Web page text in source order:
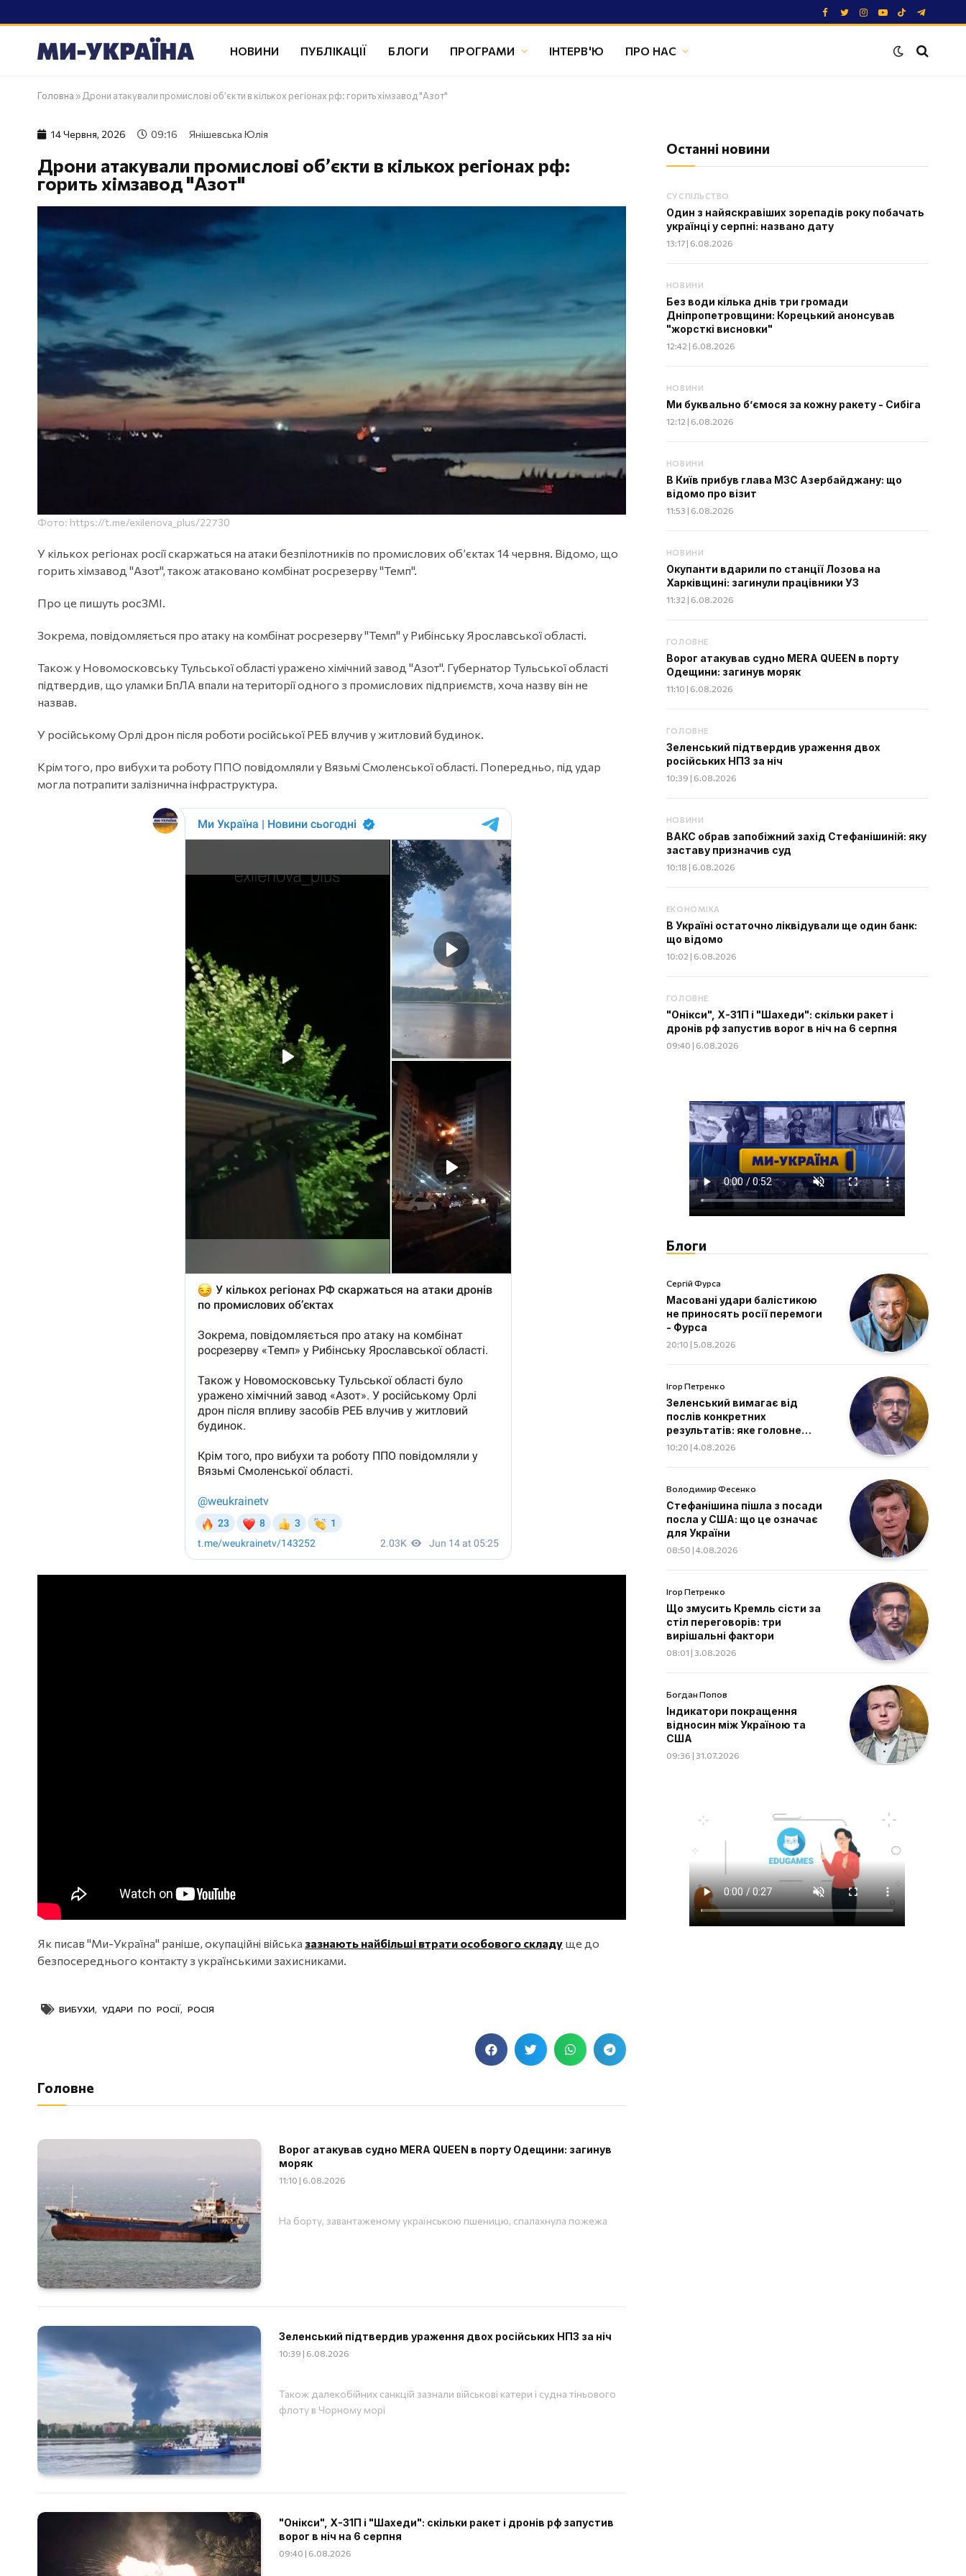
Facebook
TwitterInstagram
YouTube
TikTokTelegram
НОВИНИ ПУБЛІКАЦІЇ БЛОГИ ПРОГРАМИ ІНТЕРВ'Ю ПРО НАС
Головна » Дрони атакували промислові об’єкти в кількох регіонах рф: горить хімзавод "Азот"
14 Червня, 2026 09:16 Янішевська Юлія
Дрони атакували промислові об’єкти в кількох регіонах рф:
горить хімзавод "Азот"
Фото: https://t.me/exilenova_plus/22730
У кількох регіонах росії скаржаться на атаки безпілотників по промислових об’єктах 14 червня. Відомо, що
горить хімзавод "Азот", також атаковано комбінат росрезерву "Темп".
Про це пишуть росЗМІ.
Зокрема, повідомляється про атаку на комбінат росрезерву "Темп" у Рибінську Ярославської області.
Також у Новомосковську Тульської області уражено хімічний завод "Азот". Губернатор Тульської області
підтвердив, що уламки БпЛА впали на території одного з промислових підприємств, хоча назву він не
назвав.
У російському Орлі дрон після роботи російської РЕБ влучив у житловий будинок.
Крім того, про вибухи та роботу ППО повідомляли у Вязьмі Смоленської області. Попередньо, під удар
могла потрапити залізнична інфраструктура.
Як писав "Ми-Україна" раніше, окупаційні війська зазнають найбільші втрати особового складу ще до
безпосереднього контакту з українськими захисниками.
ВИБУХИ, УДАРИ ПО РОСІЇ , РОСІЯ
Головне
Ворог атакував судно MERA QUEEN в порту Одещини: загинув
моряк
11:10 | 6.08.2026
На борту, завантаженому українською пшеницю, спалахнула пожежа
Зеленський підтвердив ураження двох російських НПЗ за ніч
10:39 | 6.08.2026
Також далекобійних санкцій зазнали військові катери і судна тіньового
флоту в Чорному морі
"Онікси", Х-31П і "Шахеди": скільки ракет і дронів рф запустив
ворог в ніч на 6 серпня
09:40 | 6.08.2026
Останні новини
СУСПІЛЬСТВО
Один з найяскравіших зорепадів року побачать
українці у серпні: названо дату
13:17 | 6.08.2026
НОВИНИ
Без води кілька днів три громади
Дніпропетровщини: Корецький анонсував
"жорсткі висновки"
12:42 | 6.08.2026
НОВИНИ
Ми буквально б’ємося за кожну ракету - Сибіга
12:12 | 6.08.2026
НОВИНИ
В Київ прибув глава МЗС Азербайджану: що
відомо про візит
11:53 | 6.08.2026
НОВИНИ
Окупанти вдарили по станції Лозова на
Харківщині: загинули працівники УЗ
11:32 | 6.08.2026
ГОЛОВНЕ
Ворог атакував судно MERA QUEEN в порту
Одещини: загинув моряк
11:10 | 6.08.2026
ГОЛОВНЕ
Зеленський підтвердив ураження двох
російських НПЗ за ніч
10:39 | 6.08.2026
НОВИНИ
ВАКС обрав запобіжний захід Стефанішиній: яку
заставу призначив суд
10:18 | 6.08.2026
ЕКОНОМІКА
В Україні остаточно ліквідували ще один банк:
що відомо
10:02 | 6.08.2026
ГОЛОВНЕ
"Онікси", Х-31П і "Шахеди": скільки ракет і
дронів рф запустив ворог в ніч на 6 серпня
09:40 | 6.08.2026
Блоги
Сергій Фурса
Масовані удари балістикою
не приносять росії перемоги
- Фурса
20:10 | 5.08.2026
Ігор Петренко
Зеленський вимагає від
послів конкретних
результатів: яке головне
завдання дипломатів
10:20 | 4.08.2026
Володимир Фесенко
Стефанішина пішла з посади
посла у США: що це означає
для України
08:50 | 4.08.2026
Ігор Петренко
Що змусить Кремль сісти за
стіл переговорів: три
вирішальні фактори
08:01 | 3.08.2026
Богдан Попов
Індикатори покращення
відносин між Україною та
США
09:36 | 31.07.2026